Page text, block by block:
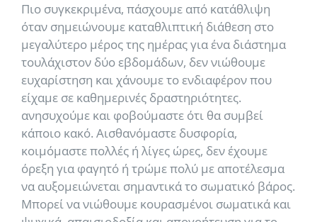
Πιο συγκεκριμένα, πάσχουμε από κατάθλιψη
όταν σημειώνουμε καταθλιπτική διάθεση στο
μεγαλύτερο μέρος της ημέρας για ένα διάστημα
τουλάχιστον δύο εβδομάδων, δεν νιώθουμε
ευχαρίστηση και χάνουμε το ενδιαφέρον που
είχαμε σε καθημερινές δραστηριότητες.
ανησυχούμε και φοβούμαστε ότι θα συμβεί
κάποιο κακό. Αισθανόμαστε δυσφορία,
κοιμόμαστε πολλές ή λίγες ώρες, δεν έχουμε
όρεξη για φαγητό ή τρώμε πολύ με αποτέλεσμα
να αυξομειώνεται σημαντικά το σωματικό βάρος.
Μπορεί να νιώθουμε κουρασμένοι σωματικά και